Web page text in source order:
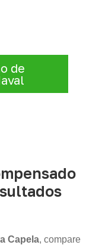
de
Capela, compare